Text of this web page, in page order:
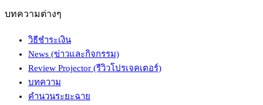
บทความต่างๆ
วิธีชำระเงิน
News (ข่าวและกิจกรรม)
Review Projector (รีวิวโปรเจคเตอร์)
บทความ
คำนวนระยะฉาย